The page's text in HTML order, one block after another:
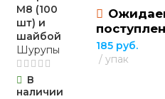
прочности
прочности
М8 (100
шт) и
шайбой
Шурупы
В
наличии
185 руб.
упак